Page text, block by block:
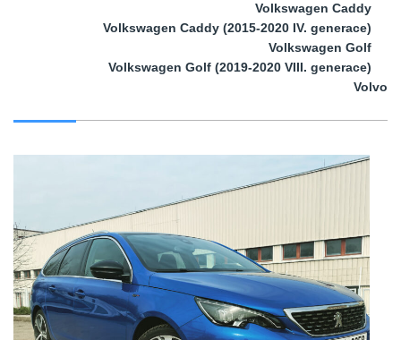
Volkswagen Caddy
Volkswagen Caddy (2015-2020 IV. generace)
Volkswagen Golf
Volkswagen Golf (2019-2020 VIII. generace)
Volvo